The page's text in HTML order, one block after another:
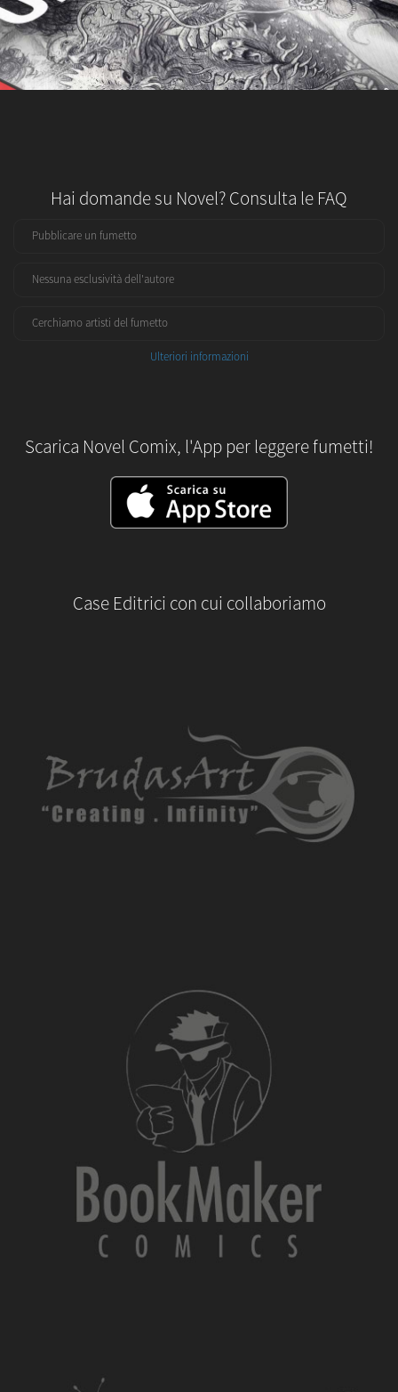
Hai domande su Novel? Consulta le FAQ
Pubblicare un fumetto
Nessuna esclusività dell'autore
Cerchiamo artisti del fumetto
Ulteriori informazioni
Scarica Novel Comix, l'App per leggere fumetti!
Case Editrici con cui collaboriamo